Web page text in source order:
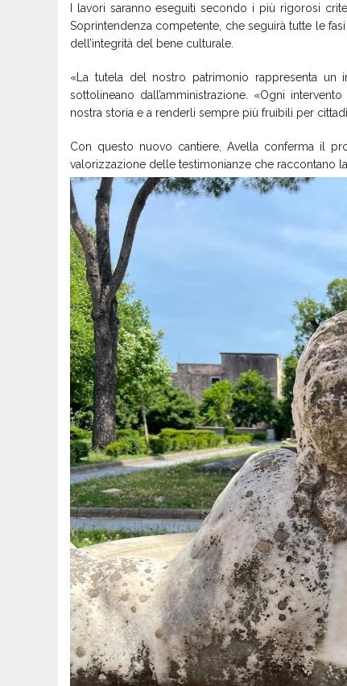
I lavori saranno eseguiti secondo i più rigorosi
Soprintendenza competente, che seguirà tutte le
dell’integrità del bene culturale.
«La tutela del nostro patrimonio rappresenta un
sottolineano dall’amministrazione. «Ogni
nostra storia e a renderli sempre più fruibili per
Con questo nuovo cantiere, Avella conferma il
valorizzazione delle testimonianze che raccontano